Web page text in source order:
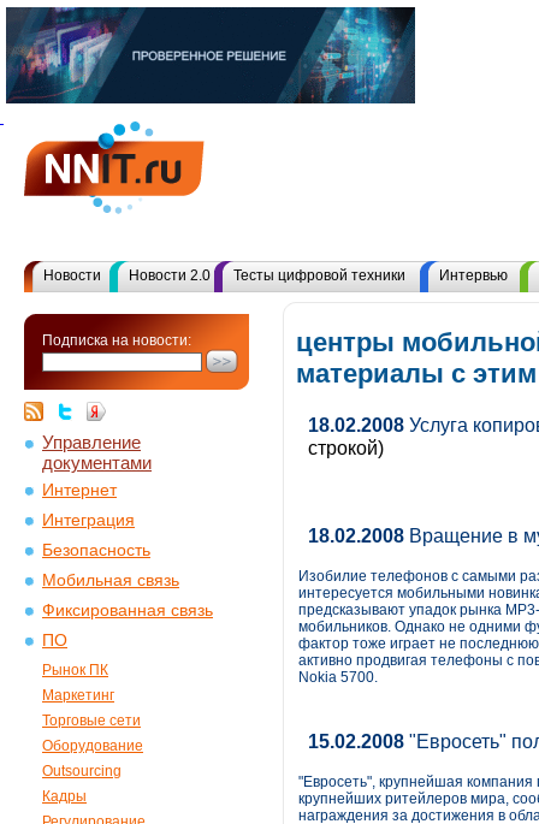
Новости Новости 2.0 Тесты цифровой техники Интервью
Подписка на новости:
Управление
документами
Интернет
Интеграция
Безопасность
Мобильная связь
Фиксированная связь
ПО
Рынок ПК
Маркетинг
Торговые сети
Оборудование
Outsourcing
Кадры
центры
материалы с
18.02.2008 Услуга
строкой)
18.02.2008 Вращение в
Изобилие телефонов с самыми
интересуется мобильными
предсказывают упадок рынка
мобильников. Однако не одними
фактор тоже играет не
активно продвигая телефоны с
Nokiа 5700.
15.02.2008 "Евросеть"
"Евросеть", крупнейшая
крупнейших ритейлеров мира,
награждения за достижения в